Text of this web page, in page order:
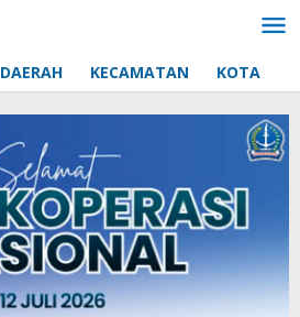
DAERAH KECAMATAN KOTA